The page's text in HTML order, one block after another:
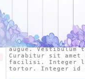
cursus, metus
augue eget diam.
ultrices posuere
dolor. Sed non
In vel mi sit amet
facilisis laoreet.
augue.
Curabitur sit amet
facilisi. Integer
tortor. Integer id